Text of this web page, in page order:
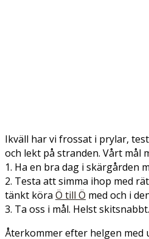
Ikväll har vi frossat i prylar,
och lekt på stranden. Vårt mål
1. Ha en bra dag i skärgården
2. Testa att simma ihop med
tänkt köra Ö till Ö med och i
3. Ta oss i mål. Helst skitsnabbt.
Återkommer efter helgen med